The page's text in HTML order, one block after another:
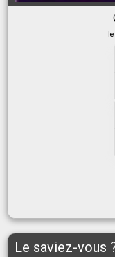
le
Le saviez-vous